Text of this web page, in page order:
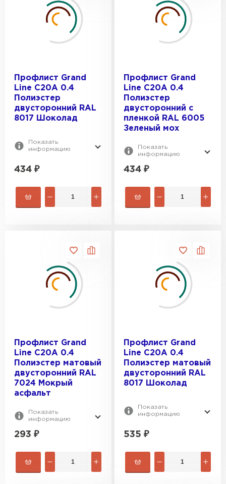
Профлист Grand
Line C20A 0.4
Полиэстер
двусторонний RAL
8017 Шоколад
Показать
информацию
434 ₽
Профлист Grand
Line C20A 0.4
Полиэстер
двусторонний с
пленкой RAL 6005
Зеленый мох
Показать
информацию
434 ₽
Профлист Grand
Line C20A 0.4
Полиэстер матовый
двусторонний RAL
7024 Мокрый
асфальт
Показать
информацию
293 ₽
Профлист Grand
Line C20A 0.4
Полиэстер матовый
двусторонний RAL
8017 Шоколад
Показать
информацию
535 ₽